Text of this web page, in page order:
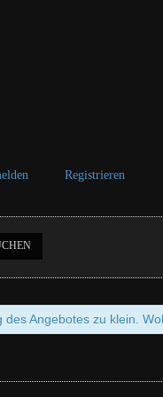
Registrieren
Angebotes zu klein.